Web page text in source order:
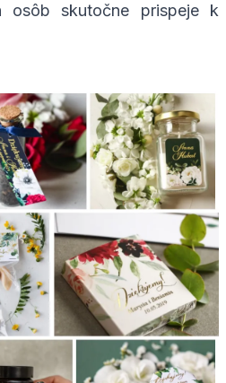
osôb skutočne prispeje k